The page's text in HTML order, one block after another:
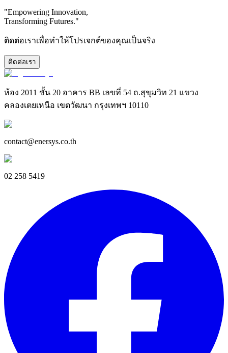
"Empowering Innovation,
Transforming Futures."
ติดต่อเราเพื่อทำให้โปรเจกต์ของคุณเป็นจริง
ติดต่อเรา
ห้อง 2011 ชั้น 20 อาคาร BB เลขที่ 54 ถ.สุขุมวิท 21 แขวง
คลองเตยเหนือ เขตวัฒนา กรุงเทพฯ 10110
contact@enersys.co.th
02 258 5419